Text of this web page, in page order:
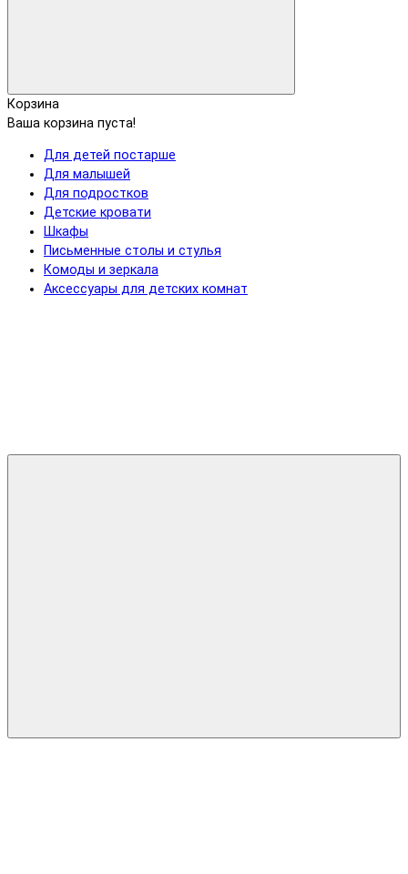
Корзина
Ваша корзина пуста!
Для детей постарше
Для малышей
Для подростков
Детские кровати
Шкафы
Письменные столы и стулья
Комоды и зеркала
Аксессуары для детских комнат